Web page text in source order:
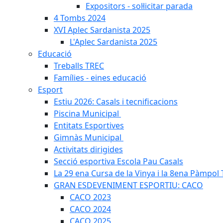
Expositors - sol·licitar parada
4 Tombs 2024
XVI Aplec Sardanista 2025
L'Aplec Sardanista 2025
Educació
Treballs TREC
Famílies - eines educació
Esport
Estiu 2026: Casals i tecnificacions
Piscina Municipal
Entitats Esportives
Gimnàs Municipal
Activitats dirigides
Secció esportiva Escola Pau Casals
La 29 ena Cursa de la Vinya i la 8ena Pàmpol
GRAN ESDEVENIMENT ESPORTIU: CACO
CACO 2023
CACO 2024